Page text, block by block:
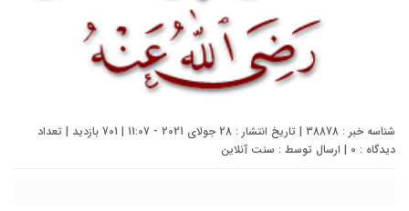
شناسه خبر : 38878 | تاریخ انتشار : 28 جولای 2021 - 11:07 | 701 بازدید | تعداد
دیدگاه : 0 | ارسال توسط : سنت آنلاین